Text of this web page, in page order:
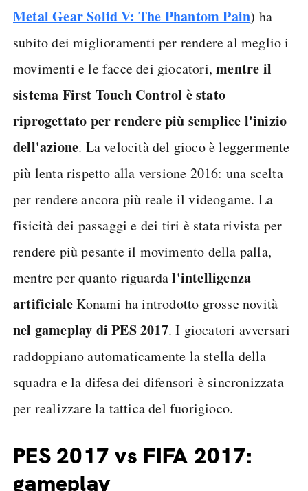
Metal Gear Solid V: The Phantom Pain) ha
subito dei miglioramenti per rendere al meglio i
movimenti e le facce dei giocatori,mentre il
sistema First Touch Control è stato
riprogettato per rendere più semplice l'inizio
dell'azione. La velocità del gioco è leggermente
più lenta rispetto alla versione 2016: una scelta
per rendere ancora più reale il videogame. La
fisicità dei passaggi e dei tiri è stata rivista per
rendere più pesante il movimento della palla,
mentre per quanto riguardal'intelligenza
artificialeKonami ha introdotto grosse novità
nel gameplay di PES 2017. I giocatori avversari
raddoppiano automaticamente la stella della
squadra e la difesa dei difensori è sincronizzata
per realizzare la tattica del fuorigioco.
PES 2017 vs FIFA 2017:
gameplay